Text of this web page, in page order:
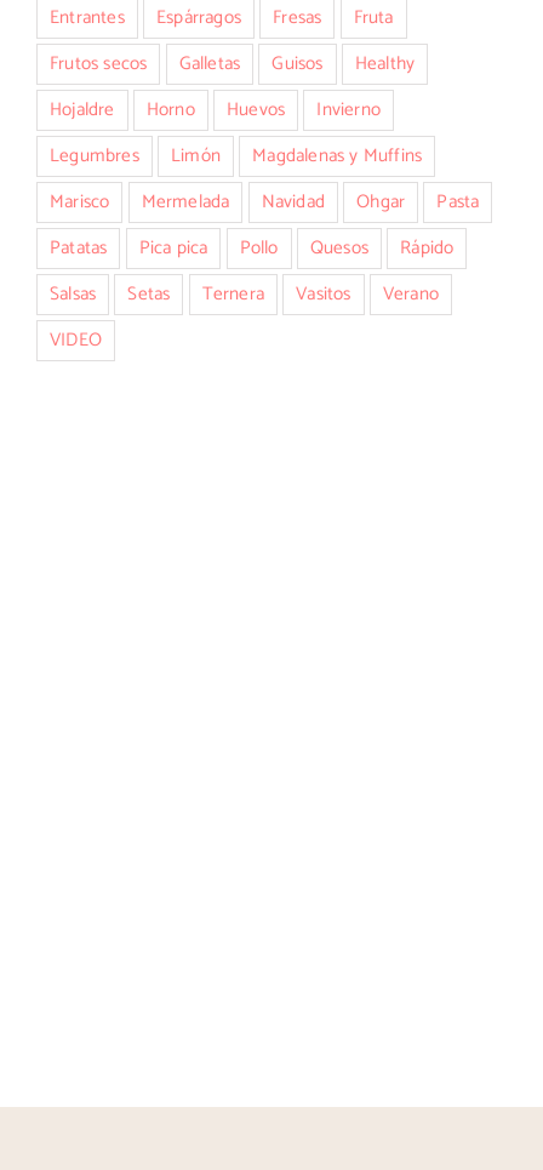
Entrantes
Espárragos Fresas
Fruta
Frutos secos
Galletas Guisos
Healthy
Hojaldre
Horno Huevos
Invierno
Legumbres
Limón
Magdalenas y Muffins
Marisco
Mermelada Navidad Ohgar
Pasta
Patatas
Pica pica Pollo Quesos
Rápido
Salsas
Setas Ternera Vasitos
Verano
VIDEO